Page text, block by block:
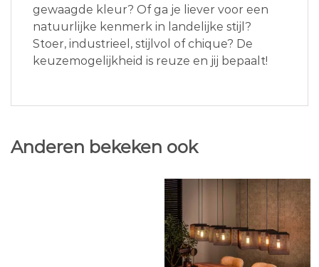
gewaagde kleur? Of ga je liever voor een
natuurlijke kenmerk in landelijke stijl?
Stoer, industrieel, stijlvol of chique? De
keuzemogelijkheid is reuze en jij bepaalt!
Anderen bekeken ook